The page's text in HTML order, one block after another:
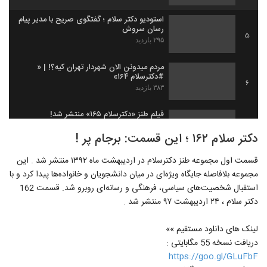
5
استودیو دکتر سلام ؛ گفتگوی صریح با مدیر پیام
رسان سروش
۲۹۵ بازدید
6
مردم میدونن الان شهردار تهران کیه؟! | «
#دکترسلام ۱۶۴»
۳۸۳ بازدید
فیلم طنز «دکترسلام ۱۶۵» منتشر شد!
8
از FATF تا خود تحریمی | «استودیو دکتر
سلام» قسمت دوم
۳۹۷ بازدید
9
دکتر سلام ۱۶۲ ؛ این قسمت: برجام پر !
قسمت اول مجموعه طنز دکترسلام در اردیبهشت ماه ۱۳۹۲ منتشر شد . این
مجموعه بلافاصله جایگاه ویژه‌ای در میان دانشجویان و خانواده‌ها پیدا کرد و با
استقبال شخصیت‌های سیاسی، فرهنگی و رسانه‌ای روبرو شد. قسمت 162
دکتر سلام ، ۲۴ اردیبهشت ۹۷ منتشر شد .
لینک های دانلود مستقیم »»
دریافت نسخه 55 مگابایتی :
https://goo.gl/GLuFbF